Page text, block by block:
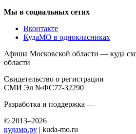
Мы в социальных сетях
Вконтакте
КудаМО в однокласниках
Афиша Московской области — куда
области
Свидетельство о регистрации
СМИ Эл №ФС77-32290
Разработка и поддержка —
© 2013–2026
кудамо.ру | kuda-mo.ru